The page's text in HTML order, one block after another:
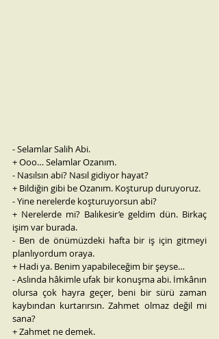
- Selamlar Salih Abi.
+ Ooo… Selamlar Ozanım.
- Nasılsın abi? Nasıl gidiyor hayat?
+ Bildiğin gibi be Ozanım. Koşturup duruyoruz.
- Yine nerelerde koşturuyorsun abi?
+ Nerelerde mi? Balıkesir’e geldim dün. Birkaç
işim var burada.
- Ben de önümüzdeki hafta bir iş için gitmeyi
planlıyordum oraya.
+ Hadi ya. Benim yapabileceğim bir şeyse…
- Aslında hâkimle ufak bir konuşma abi. İmkânın
olursa çok hayra geçer, beni bir sürü zaman
kaybından kurtarırsın. Zahmet olmaz değil mi
sana?
+ Zahmet ne demek.